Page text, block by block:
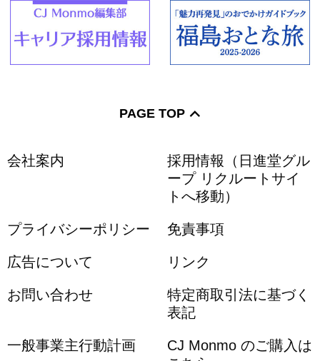
PAGE TOP
会社案内
採用情報（日進堂グル
ープ リクルートサイ
トへ移動）
プライバシーポリシー 免責事項
広告について リンク
お問い合わせ
特定商取引法に基づく
表記
一般事業主行動計画
CJ Monmo のご購入は